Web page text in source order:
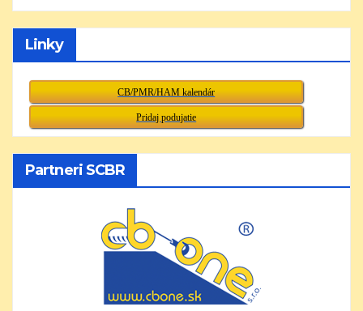
Linky
CB/PMR/HAM kalendár
Pridaj podujatie
Partneri SCBR